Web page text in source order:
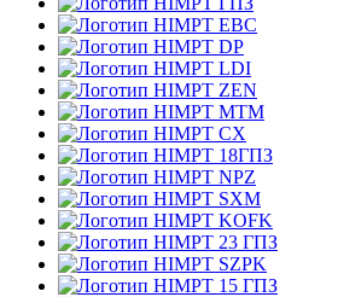
EBC
DP
LDI
ZEN
MTM
CX
18ГПЗ
NPZ
SXM
KOFK
23 ГПЗ
SZPK
15 ГПЗ